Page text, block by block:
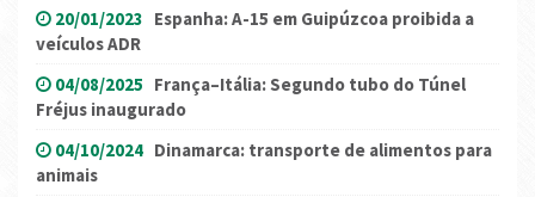
20/01/2023 Espanha: A-15 em Guipúzcoa proibida a
veículos ADR
04/08/2025 França–Itália: Segundo tubo do Túnel
Fréjus inaugurado
04/10/2024 Dinamarca: transporte de alimentos para
animais